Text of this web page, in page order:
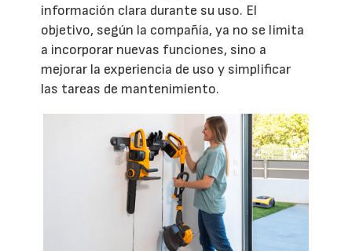
información clara durante su uso. El
objetivo, según la compañía, ya no se limita
a incorporar nuevas funciones, sino a
mejorar la experiencia de uso y simplificar
las tareas de mantenimiento.